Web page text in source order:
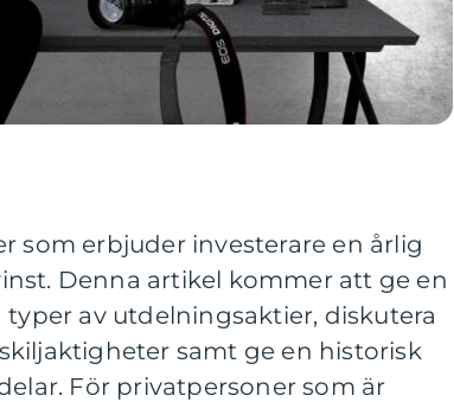
som erbjuder investerare en årlig
Denna artikel kommer att ge en
av utdelningsaktier, diskutera
samt ge en historisk
För privatpersoner som är